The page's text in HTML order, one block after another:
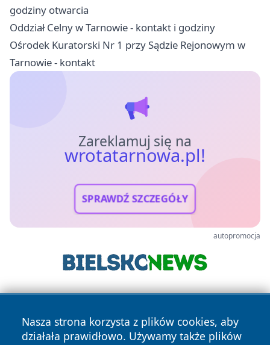
godziny otwarcia
Oddział Celny w Tarnowie - kontakt i godziny
Ośrodek Kuratorski Nr 1 przy Sądzie Rejonowym w
Tarnowie - kontakt
Zareklamuj się na
wrotatarnowa.pl!
SPRAWDŹ SZCZEGÓŁY
autopromocja
Nasza strona korzysta z plików cookies, aby
działała prawidłowo. Używamy także plików